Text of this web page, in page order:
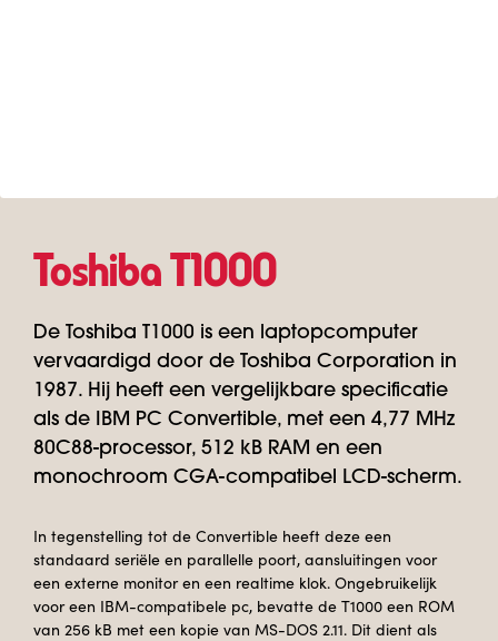
Toshiba T1000
De Toshiba T1000 is een laptopcomputer
vervaardigd door de Toshiba Corporation in
1987. Hij heeft een vergelijkbare specificatie
als de IBM PC Convertible, met een 4,77 MHz
80C88-processor, 512 kB RAM en een
monochroom CGA-compatibel LCD-scherm.
In tegenstelling tot de Convertible heeft deze een
standaard seriële en parallelle poort, aansluitingen voor
een externe monitor en een realtime klok. Ongebruikelijk
voor een IBM-compatibele pc, bevatte de T1000 een ROM
van 256 kB met een kopie van MS-DOS 2.11. Dit dient als